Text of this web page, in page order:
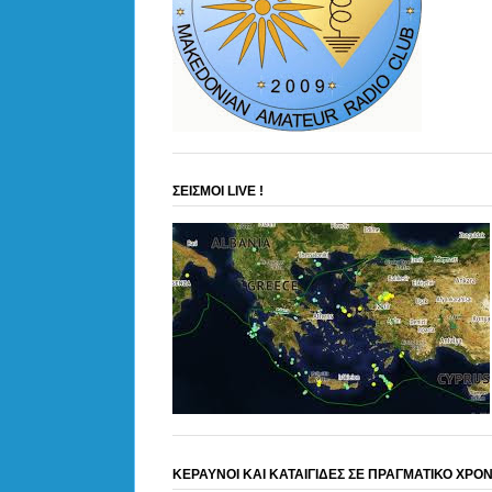
ΣΕΙΣΜΟΙ LIVE !
ΚΕΡΑΥΝΟΙ ΚΑΙ ΚΑΤΑΙΓΙΔΕΣ ΣΕ ΠΡΑΓΜΑΤΙΚΟ